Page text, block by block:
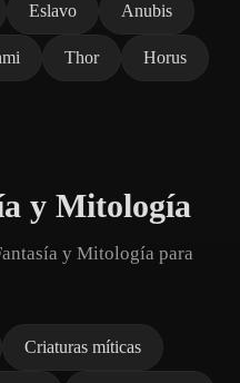
Eslavo Anubis
Thor Horus
y Mitología
y Mitología para
Criaturas míticas